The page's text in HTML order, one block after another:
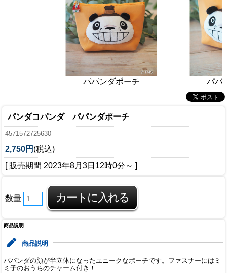
パパンダポーチ パパ
パンダコパンダ パパンダポーチ
4571572725630
2,750円 (税込)
[ 販売期間 2023年8月3日12時0分 ～ ]
数量
商品説明
商品説明
パパンダの顔が半立体になったユニークなポーチです。ファスナーにはミ
ミ子のおうちのチャーム付き！